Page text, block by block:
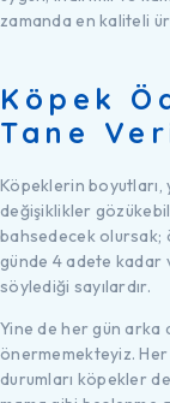
zamanda en kaliteli
Köpek
Tane
Köpeklerin boyutları,
değişiklikler
bahsedecek olursak;
günde 4 adete
söylediği sayılardır.
Yine de her gün arka
önermemekteyiz.
durumları köpekler